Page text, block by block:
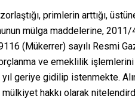
zorlaştığı, primlerin arttığı,
mülga maddelerine,
(Mükerrer) sayılı Resmi
ve emeklilik
geriye gidilip istenmekte.
hakkı olarak